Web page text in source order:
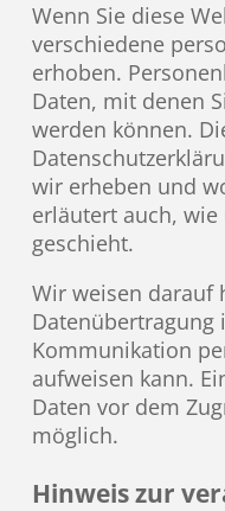
Wenn Sie diese
verschiedene
erhoben.
Daten, mit denen
werden können.
wir erheben und
erläutert auch, wie
geschieht.
Wir weisen darauf
Datenübertragung
Kommunikation
aufweisen kann.
Daten vor dem
möglich.
Hinweis zur